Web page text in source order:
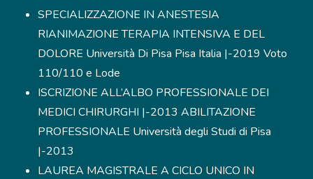
SPECIALIZZAZIONE IN ANESTESIA
RIANIMAZIONE TERAPIA INTENSIVA E DEL
DOLORE Università Di Pisa Pisa Italia |-2019 Voto
110/110 e Lode
ISCRIZIONE ALL’ALBO PROFESSIONALE DEI
MEDICI CHIRURGHI |-2013 ABILITAZIONE
PROFESSIONALE Università degli Studi di Pisa
|-2013
LAUREA MAGISTRALE A CICLO UNICO IN